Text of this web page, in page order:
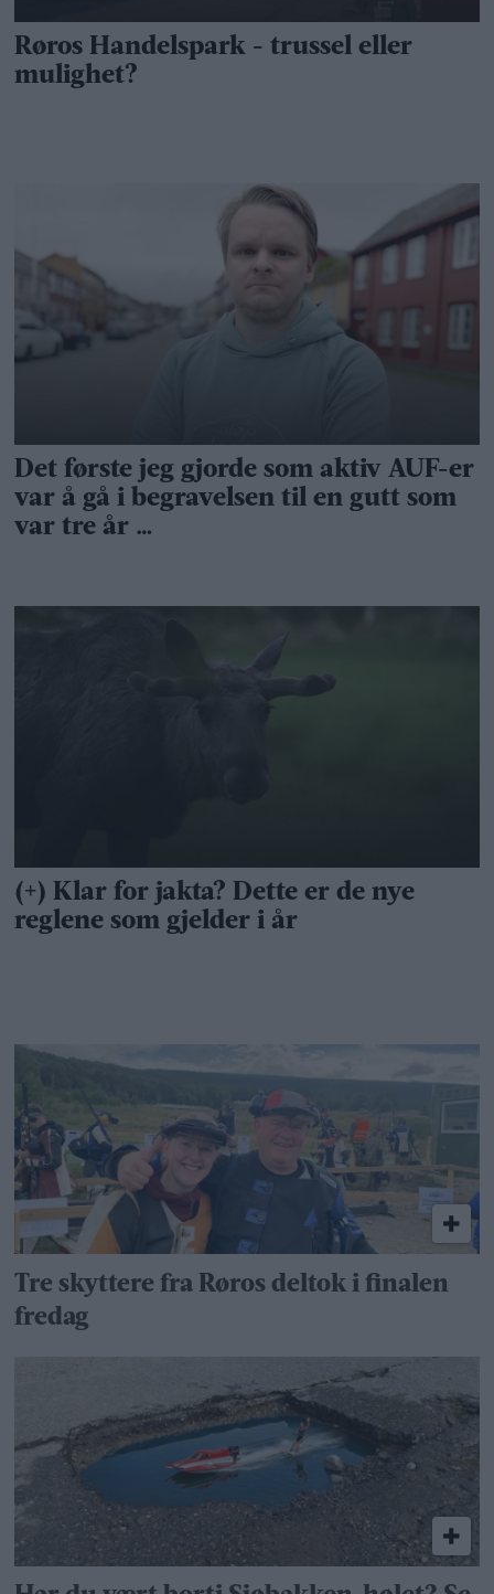
Tre skyttere fra Røros deltok i finalen
fredag